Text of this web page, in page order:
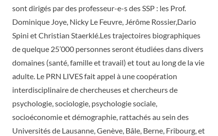
sont dirigés par des professeur-e-s des SSP : les Prof.
Dominique Joye, Nicky Le Feuvre, Jérôme Rossier,Dario
Spini et Christian Staerklé.Les trajectoires biographiques
de quelque 25’000 personnes seront étudiées dans divers
domaines (santé, famille et travail) et tout au long de la vie
adulte. Le PRN LIVES fait appel à une coopération
interdisciplinaire de chercheuses et chercheurs de
psychologie, sociologie, psychologie sociale,
socioéconomie et démographie, rattachés au sein des
Universités de Lausanne, Genève, Bâle, Berne, Fribourg, et